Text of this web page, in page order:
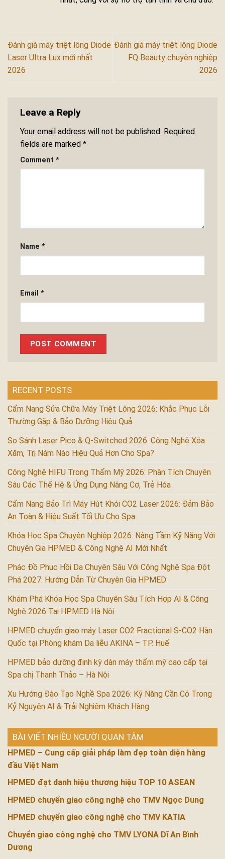
Đánh giá máy triệt lông Diode
Laser Ultra Lux mới nhất
2026
Đánh giá máy triệt lông Diode
FQ Beauty chuyên nghiệp
2026
Leave a Reply
Your email address will not be published. Required
fields are marked *
Comment *
Name *
Email *
RECENT POSTS
Cẩm Nang Sửa Chữa Máy Triệt Lông 2026: Khắc Phục Lỗi
Thường Gặp & Bảo Dưỡng Hiệu Quả
So Sánh Laser Pico & Q-Switched 2026: Công Nghệ Xóa
Xăm, Trị Nám Nào Hiệu Quả Hơn Cho Spa?
Công Nghệ HIFU Trong Thẩm Mỹ 2026: Phân Tích Chuyên
Sâu Các Thế Hệ & Ứng Dụng Nâng Cơ, Trẻ Hóa
Cẩm Nang Bảo Trì Máy Hút Khói CO2 Laser 2026: Đảm Bảo
An Toàn & Hiệu Suất Tối Ưu Cho Spa
Khóa Học Spa Chuyên Nghiệp 2026: Nâng Tầm Kỹ Năng Với
Chuyên Gia HPMED & Công Nghệ AI Mới Nhất
Phác Đồ Phục Hồi Da Chuyên Sâu Với Công Nghệ Spa Đột
Phá 2027: Hướng Dẫn Từ Chuyên Gia HPMED
Khám Phá Khóa Học Spa Chuyên Sâu Tích Hợp AI & Công
Nghệ 2026 Tại HPMED Hà Nội
HPMED chuyển giao máy Laser CO2 Fractional S-CO2 Hàn
Quốc tại Phòng khám Da liễu AKINA – TP. Huế
HPMED bảo dưỡng định kỳ dàn máy thẩm mỹ cao cấp tại
Spa chị Thanh Thảo – Hà Nội
Xu Hướng Đào Tạo Nghề Spa 2026: Kỹ Năng Cần Có Trong
Kỷ Nguyên AI & Trải Nghiệm Khách Hàng
BÀI VIẾT NHIỀU NGƯỜI QUAN TÂM
HPMED – Cung cấp giải pháp làm đẹp toàn diện hàng
đầu Việt Nam
HPMED đạt danh hiệu thương hiệu TOP 10 ASEAN
HPMED chuyển giao công nghệ cho TMV Ngọc Dung
HPMED chuyển giao công nghệ cho TMV KATIA
Chuyển giao công nghệ cho TMV LYONA Dĩ An Bình
Dương